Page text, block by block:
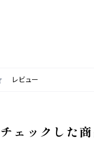
レビュー
ェックした